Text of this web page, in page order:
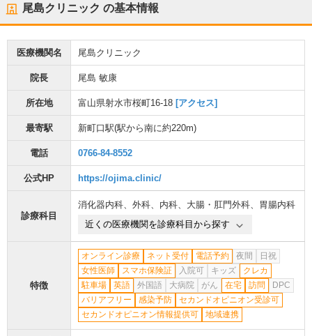
尾島クリニック の基本情報
医療機関名 尾島クリニック
院長 尾島 敏康
所在地 富山県射水市桜町16-18 [アクセス]
最寄駅 新町口駅(駅から南に約220m)
電話 0766-84-8552
公式HP https://ojima.clinic/
診療科目
消化器内科、 外科、 内科、 大腸・肛門外科、 胃腸内科
近くの医療機関を診療科目から探す
特徴
オンライン診療 ネット受付 電話予約 夜間
日祝
女性医師
スマホ保険証 入院可 キッズ
クレカ
駐車場
英語 外国語 大病院 がん 在宅 訪問
DPC
バリアフリー
感染予防
セカンドオピニオン受診可
セカンドオピニオン情報提供可
地域連携